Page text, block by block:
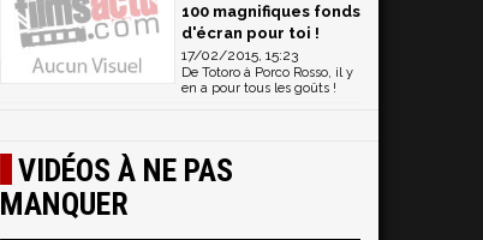
100 magnifiques fonds
d'écran pour toi !
17/02/2015, 15:23
De Totoro à Porco Rosso, il y
en a pour tous les goûts !
VIDÉOS À NE PAS
MANQUER